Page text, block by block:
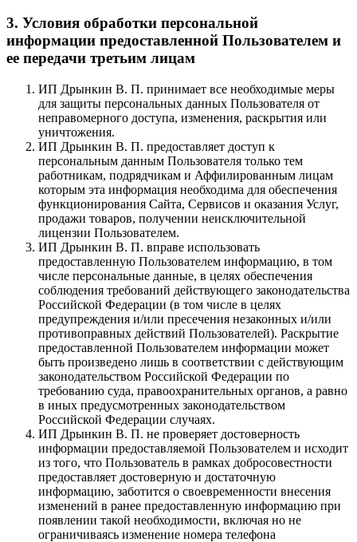
3. Условия обработки персональной
информации предоставленной Пользователем и
ее передачи третьим лицам
ИП Дрынкин В. П. принимает все необходимые меры
для защиты персональных данных Пользователя от
неправомерного доступа, изменения, раскрытия или
уничтожения.
ИП Дрынкин В. П. предоставляет доступ к
персональным данным Пользователя только тем
работникам, подрядчикам и Аффилированным лицам
которым эта информация необходима для обеспечения
функционирования Сайта, Сервисов и оказания Услуг,
продажи товаров, получении неисключительной
лицензии Пользователем.
ИП Дрынкин В. П. вправе использовать
предоставленную Пользователем информацию, в том
числе персональные данные, в целях обеспечения
соблюдения требований действующего законодательства
Российской Федерации (в том числе в целях
предупреждения и/или пресечения незаконных и/или
противоправных действий Пользователей). Раскрытие
предоставленной Пользователем информации может
быть произведено лишь в соответствии с действующим
законодательством Российской Федерации по
требованию суда, правоохранительных органов, а равно
в иных предусмотренных законодательством
Российской Федерации случаях.
ИП Дрынкин В. П. не проверяет достоверность
информации предоставляемой Пользователем и исходит
из того, что Пользователь в рамках добросовестности
предоставляет достоверную и достаточную
информацию, заботится о своевременности внесения
изменений в ранее предоставленную информацию при
появлении такой необходимости, включая но не
ограничиваясь изменение номера телефона